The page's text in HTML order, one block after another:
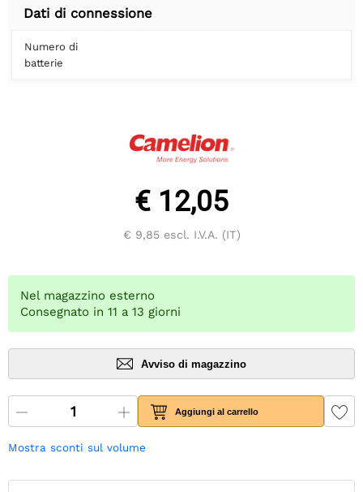
Dati di connessione
Numero di
batterie
€ 12,05
€ 9,85escl. I.V.A. (IT)
Nel magazzino esterno
Consegnato in 11 a 13 giorni
Avviso di magazzino
Aggiungi al carrello
Mostra sconti sul volume